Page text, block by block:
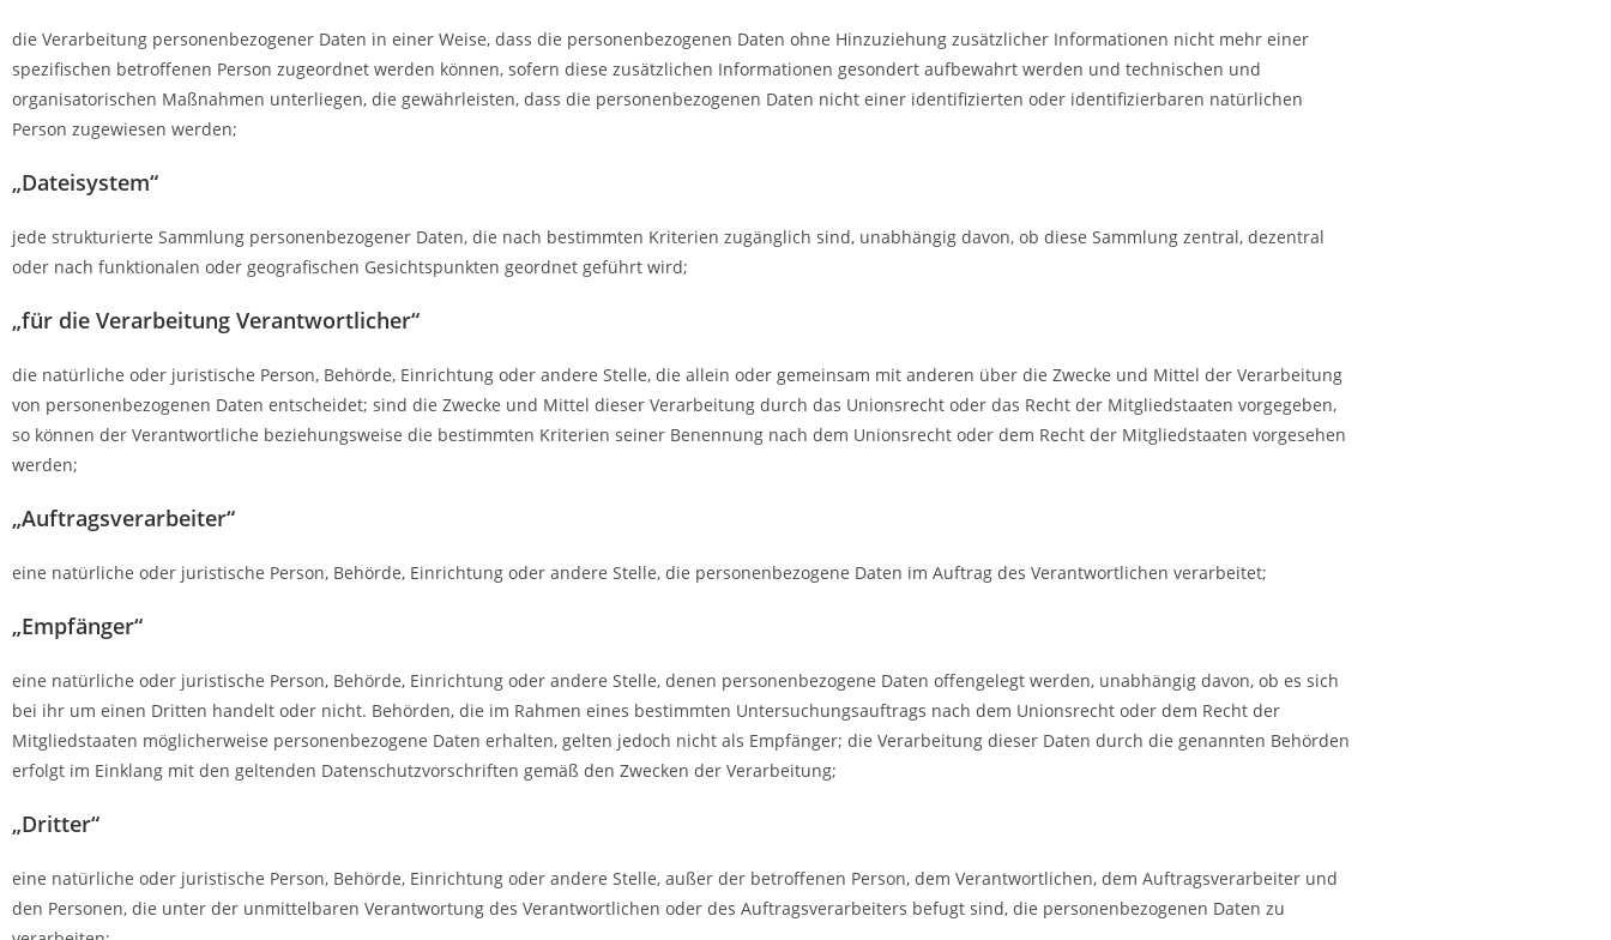
die Verarbeitung personenbezogener Daten in einer Weise, dass die personenbezogenen Daten ohne Hinzuziehung zusätzlicher Informationen nicht mehr einer
spezifischen betroffenen Person zugeordnet werden können, sofern diese zusätzlichen Informationen gesondert aufbewahrt werden und technischen und
organisatorischen Maßnahmen unterliegen, die gewährleisten, dass die personenbezogenen Daten nicht einer identifizierten oder identifizierbaren natürlichen
Person zugewiesen werden;
„Dateisystem“
jede strukturierte Sammlung personenbezogener Daten, die nach bestimmten Kriterien zugänglich sind, unabhängig davon, ob diese Sammlung zentral, dezentral
oder nach funktionalen oder geografischen Gesichtspunkten geordnet geführt wird;
„für die Verarbeitung Verantwortlicher“
die natürliche oder juristische Person, Behörde, Einrichtung oder andere Stelle, die allein oder gemeinsam mit anderen über die Zwecke und Mittel der Verarbeitung
von personenbezogenen Daten entscheidet; sind die Zwecke und Mittel dieser Verarbeitung durch das Unionsrecht oder das Recht der Mitgliedstaaten vorgegeben,
so können der Verantwortliche beziehungsweise die bestimmten Kriterien seiner Benennung nach dem Unionsrecht oder dem Recht der Mitgliedstaaten vorgesehen
werden;
„Auftragsverarbeiter“
eine natürliche oder juristische Person, Behörde, Einrichtung oder andere Stelle, die personenbezogene Daten im Auftrag des Verantwortlichen verarbeitet;
„Empfänger“
eine natürliche oder juristische Person, Behörde, Einrichtung oder andere Stelle, denen personenbezogene Daten offengelegt werden, unabhängig davon, ob es sich
bei ihr um einen Dritten handelt oder nicht. Behörden, die im Rahmen eines bestimmten Untersuchungsauftrags nach dem Unionsrecht oder dem Recht der
Mitgliedstaaten möglicherweise personenbezogene Daten erhalten, gelten jedoch nicht als Empfänger; die Verarbeitung dieser Daten durch die genannten Behörden
erfolgt im Einklang mit den geltenden Datenschutzvorschriften gemäß den Zwecken der Verarbeitung;
„Dritter“
eine natürliche oder juristische Person, Behörde, Einrichtung oder andere Stelle, außer der betroffenen Person, dem Verantwortlichen, dem Auftragsverarbeiter und
den Personen, die unter der unmittelbaren Verantwortung des Verantwortlichen oder des Auftragsverarbeiters befugt sind, die personenbezogenen Daten zu